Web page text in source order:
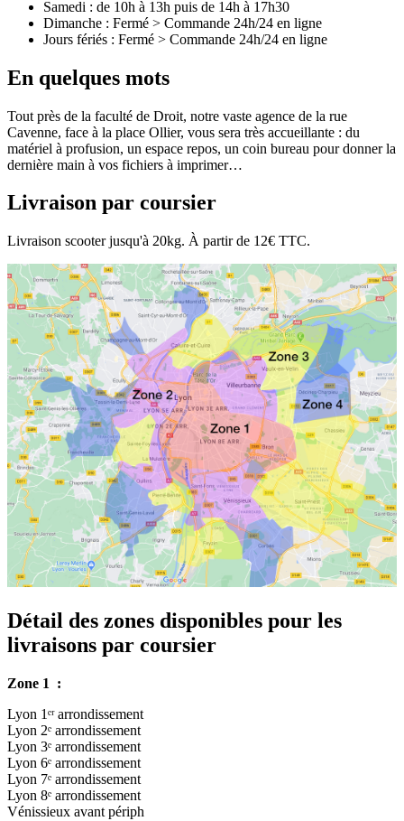
Samedi : de 10h à 13h puis de 14h à 17h30
Dimanche : Fermé > Commande 24h/24 en ligne
Jours fériés : Fermé > Commande 24h/24 en ligne
En quelques mots
Tout près de la faculté de Droit, notre vaste agence de la rue
Cavenne, face à la place Ollier, vous sera très accueillante : du
matériel à profusion, un espace repos, un coin bureau pour donner la
dernière main à vos fichiers à imprimer…
Livraison par coursier
Livraison scooter jusqu'à 20kg. À partir de 12€ TTC.
Détail des zones disponibles pour les
livraisons par coursier
Zone 1 :
Lyon 1ᵉʳ arrondissement
Lyon 2ᵉ arrondissement
Lyon 3ᵉ arrondissement
Lyon 6ᵉ arrondissement
Lyon 7ᵉ arrondissement
Lyon 8ᵉ arrondissement
Vénissieux avant périph